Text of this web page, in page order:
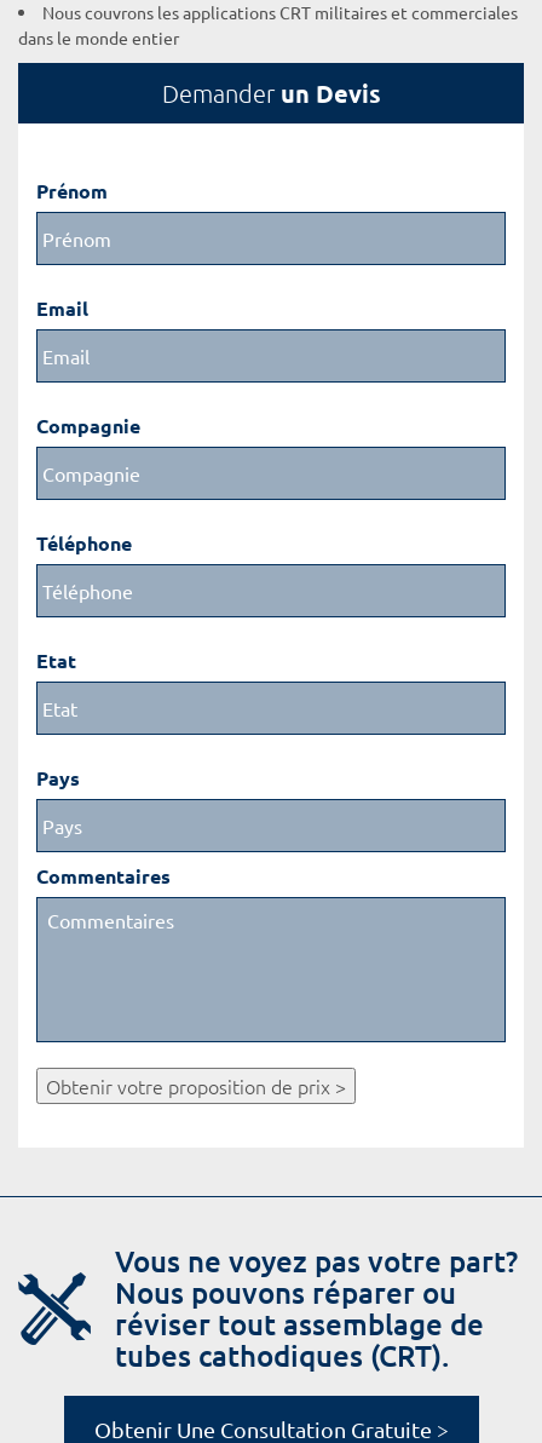
Nous couvrons les applications CRT militaires et commerciales
dans le monde entier
Demander un Devis
Prénom
Email
Compagnie
Téléphone
Etat
Pays
Commentaires
Obtenir votre proposition de prix >
Vous ne voyez pas votre part?
Nous pouvons réparer ou
réviser tout assemblage de
tubes cathodiques (CRT).
Obtenir Une Consultation Gratuite >